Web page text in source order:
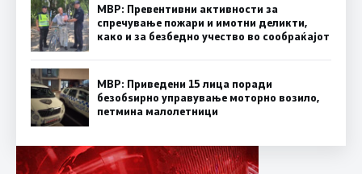
МВР: Превентивни активности за
спречување пожари и имотни деликти,
како и за безбедно учество во сообраќајот
МВР: Приведени 15 лица поради
безобѕирно управување моторно возило,
петмина малолетници